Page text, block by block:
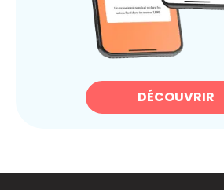
DÉCOUVRIR